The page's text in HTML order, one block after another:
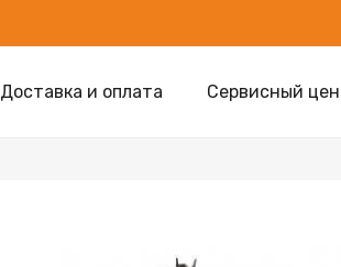
Доставка и оплата Сервисный